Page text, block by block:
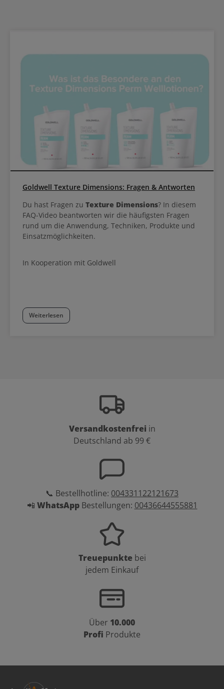
Goldwell Texture Dimensions: Fragen & Antworten
Du hast Fragen zu Texture Dimensions? In diesem
FAQ-Video beantworten wir die häufigsten Fragen
rund um die Anwendung, Techniken, Produkte und
Einsatzmöglichkeiten.
In Kooperation mit Goldwell
Weiterlesen
Versandkostenfrei in
Deutschland ab 99 €
📞 Bestellhotline: 004331122121673
📲 WhatsAppBestellungen: 00436644555881
Treuepunkte bei
jedem Einkauf
Über 10.000
Profi Produkte